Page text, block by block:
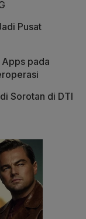
Pusat
pada
Sorotan di DTI